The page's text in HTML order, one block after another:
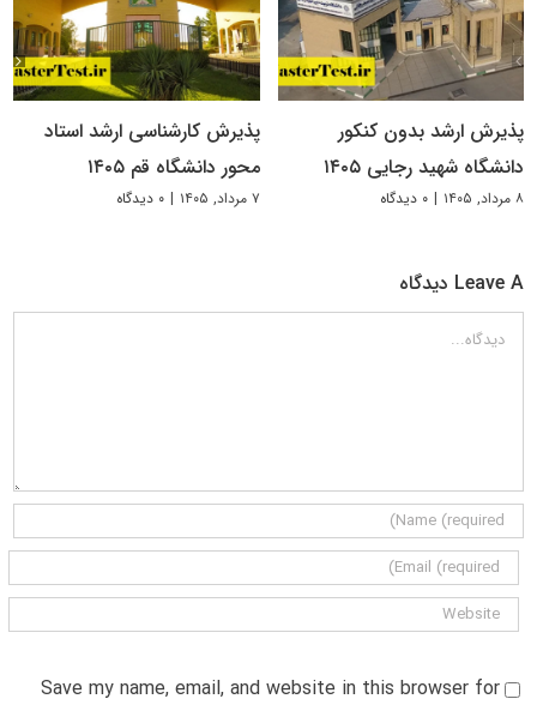
پذیرش ارشد بدون کنکور
دانشگاه شهید رجایی ۱۴۰۵
۸ مرداد, ۱۴۰۵ | ۰ دیدگاه
پذیرش کارشناسی ارشد استاد
محور دانشگاه قم ۱۴۰۵
۷ مرداد, ۱۴۰۵ | ۰ دیدگاه
Leave A دیدگاه
دیدگاه
Save my name, email, and website in this browser for